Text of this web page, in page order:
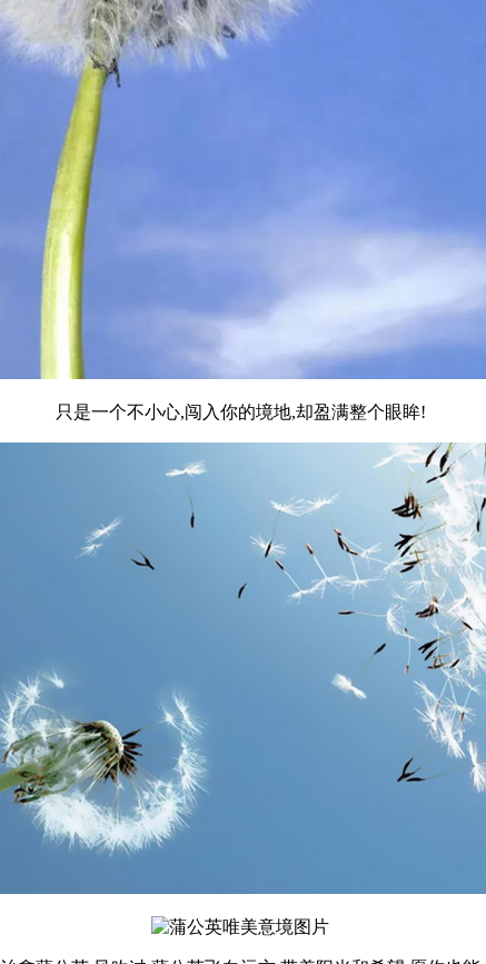
只是一个不小心,闯入你的境地,却盈满整个眼眸!